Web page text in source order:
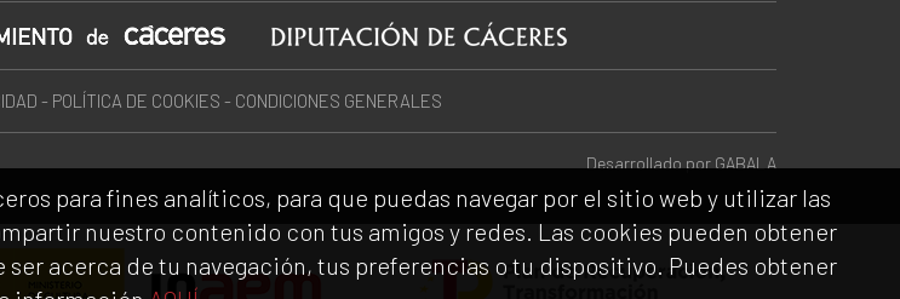
- POLÍTICA DE COOKIES - CONDICIONES GENERALES
Desarrollado por GABALA
para fines analíticos, para que puedas navegar por el sitio web y utilizar las
nuestro contenido con tus amigos y redes. Las cookies pueden obtener
acerca de tu navegación, tus preferencias o tu dispositivo. Puedes obtener